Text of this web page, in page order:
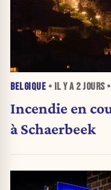
BELGIQUE • IL Y A 2 JOURS•
Incendie en
à Schaerbeek